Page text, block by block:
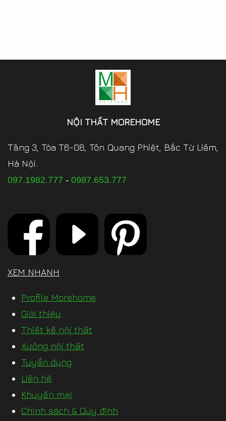
NỘI THẤT MOREHOME
Tầng 3, Tòa T6-08, Tôn Quang Phiệt, Bắc Từ Liêm,
Hà Nội.
097.1982.777 - 0987.653.777
XEM NHANH
Profile Morehome
Giới thiệu
Thiết kế nội thất
Xưởng nội thất
Tuyển dụng
Liên hệ
Khuyến mại
Chính sách & Quy định